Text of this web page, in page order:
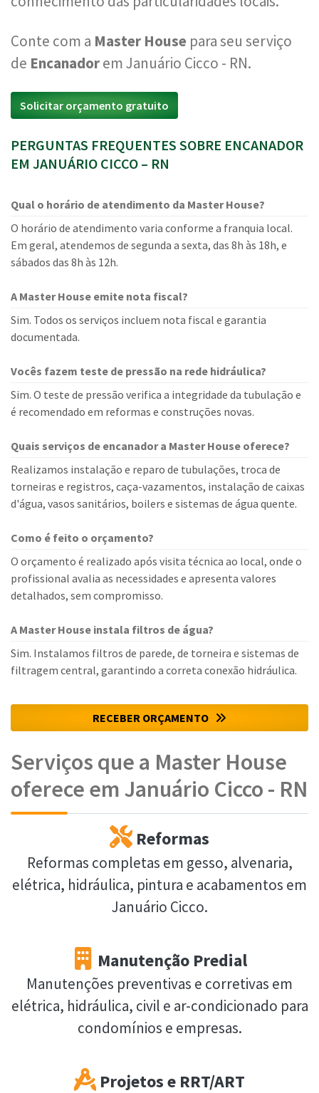
Conte com a Master House para seu serviço
de Encanadorem Januário Cicco - RN.
Solicitar orçamento gratuito
PERGUNTAS FREQUENTES SOBRE ENCANADOR
EM JANUÁRIO CICCO – RN
Qual o horário de atendimento da Master House?
O horário de atendimento varia conforme a franquia local.
Em geral, atendemos de segunda a sexta, das 8h às 18h, e
sábados das 8h às 12h.
A Master House emite nota fiscal?
Sim. Todos os serviços incluem nota fiscal e garantia
documentada.
Vocês fazem teste de pressão na rede hidráulica?
Sim. O teste de pressão verifica a integridade da tubulação e
é recomendado em reformas e construções novas.
Quais serviços de encanador a Master House oferece?
Realizamos instalação e reparo de tubulações, troca de
torneiras e registros, caça-vazamentos, instalação de caixas
d'água, vasos sanitários, boilers e sistemas de água quente.
Como é feito o orçamento?
O orçamento é realizado após visita técnica ao local, onde o
profissional avalia as necessidades e apresenta valores
detalhados, sem compromisso.
A Master House instala filtros de água?
Sim. Instalamos filtros de parede, de torneira e sistemas de
filtragem central, garantindo a correta conexão hidráulica.
RECEBER ORÇAMENTO
Serviços que a Master House
oferece em Januário Cicco - RN
Reformas
Reformas completas em gesso, alvenaria,
elétrica, hidráulica, pintura e acabamentos em
Januário Cicco.
Manutenção Predial
Manutenções preventivas e corretivas em
elétrica, hidráulica, civil e ar-condicionado para
condomínios e empresas.
Projetos e RRT/ART